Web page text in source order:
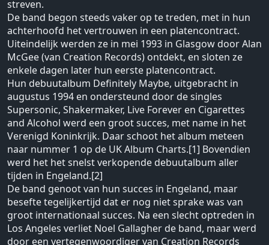
streven.
De band begon steeds vaker op te treden, met in hun
achterhoofd het vertrouwen in een platencontract.
Uiteindelijk werden ze in mei 1993 in Glasgow door Alan
McGee (van Creation Records) ontdekt, en sloten ze
enkele dagen later hun eerste platencontract.
Hun debuutalbum Definitely Maybe, uitgebracht in
augustus 1994 en ondersteund door de singles
Supersonic, Shakermaker, Live Forever en Cigarettes
and Alcohol werd een groot succes, met name in het
Verenigd Koninkrijk. Daar schoot het album meteen
naar nummer 1 op de UK Album Charts.[1] Bovendien
werd het het snelst verkopende debuutalbum aller
tijden in Engeland.[2]
De band genoot van hun succes in Engeland, maar
besefte tegelijkertijd dat er nog niet sprake was van
groot internationaal succes. Na een slecht optreden in
Los Angeles verliet Noel Gallagher de band, maar werd
door een vertegenwoordiger van Creation Records